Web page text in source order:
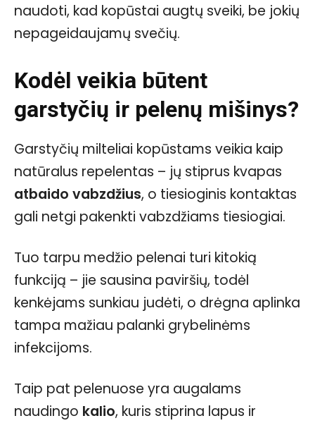
naudoti, kad kopūstai augtų sveiki, be jokių
nepageidaujamų svečių.
Kodėl veikia būtent
garstyčių ir pelenų mišinys?
Garstyčių milteliai kopūstams veikia kaip
natūralus repelentas – jų stiprus kvapas
atbaido vabzdžius, o tiesioginis kontaktas
gali netgi pakenkti vabzdžiams tiesiogiai.
Tuo tarpu medžio pelenai turi kitokią
funkciją – jie sausina paviršių, todėl
kenkėjams sunkiau judėti, o drėgna aplinka
tampa mažiau palanki grybelinėms
infekcijoms.
Taip pat pelenuose yra augalams
naudingo kalio, kuris stiprina lapus ir